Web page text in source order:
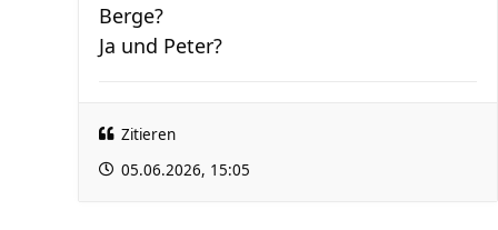
Berge?
Ja und Peter?
Zitieren
05.06.2026, 15:05